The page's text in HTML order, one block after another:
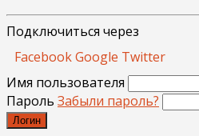
Подключиться через
FacebookGoogle Twitter
Имя пользователя
Пароль Забыли пароль?
Логин